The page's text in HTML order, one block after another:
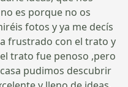
es porque no os
fotos y ya me decís
frustrado con el trato y
trato fue penoso ,pero
pudimos descubrir